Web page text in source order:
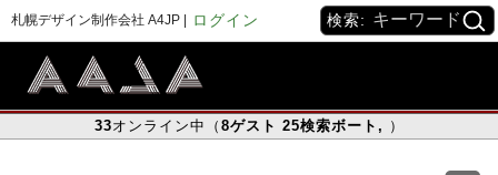
札幌デザイン制作会社 A4JP | ログイン 検索:
33オンライン中（ 8ゲスト 25検索ボート , ）